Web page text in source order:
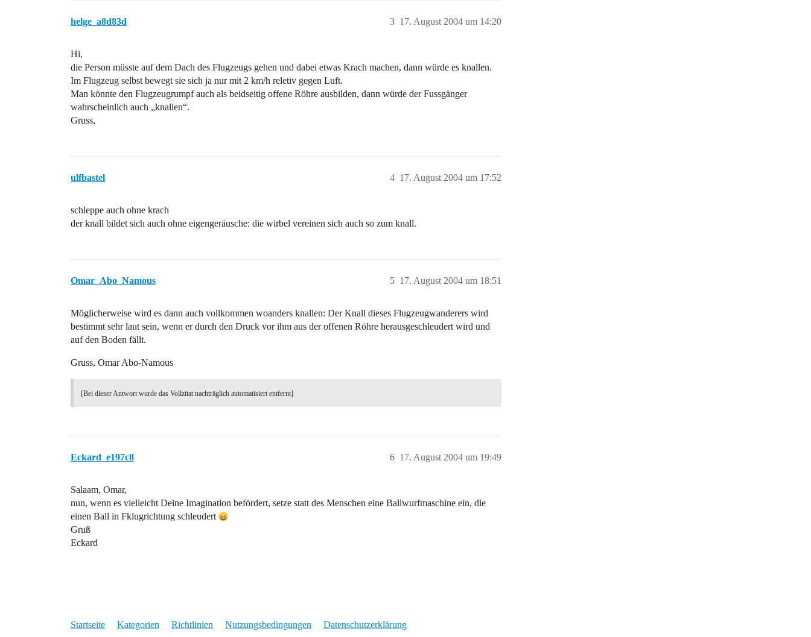
helge_a8d83d 17. August 2004 um 14:20
3
Hi,
die Person müsste auf dem Dach des Flugzeugs gehen und dabei etwas Krach machen, dann würde es knallen.
Im Flugzeug selbst bewegt sie sich ja nur mit 2 km/h reletiv gegen Luft.
Man könnte den Flugzeugrumpf auch als beidseitig offene Röhre ausbilden, dann würde der Fussgänger
wahrscheinlich auch „knallen“.
Gruss,
ulfbastel 17. August 2004 um 17:52
4
schleppe auch ohne krach
der knall bildet sich auch ohne eigengeräusche: die wirbel vereinen sich auch so zum knall.
Omar_Abo_Namous 17. August 2004 um 18:51
5
Möglicherweise wird es dann auch vollkommen woanders knallen: Der Knall dieses Flugzeugwanderers wird
bestimmt sehr laut sein, wenn er durch den Druck vor ihm aus der offenen Röhre herausgeschleudert wird und
auf den Boden fällt.
Gruss, Omar Abo-Namous
[Bei dieser Antwort wurde das Vollzitat nachträglich automatisiert entfernt]
Eckard_e197c8 17. August 2004 um 19:49
6
Salaam, Omar,
nun, wenn es vielleicht Deine Imagination befördert, setze statt des Menschen eine Ballwurfmaschine ein, die
einen Ball in Fklugrichtung schleudert
Gruß
Eckard
Startseite Kategorien Richtlinien Nutzungsbedingungen Datenschutzerklärung